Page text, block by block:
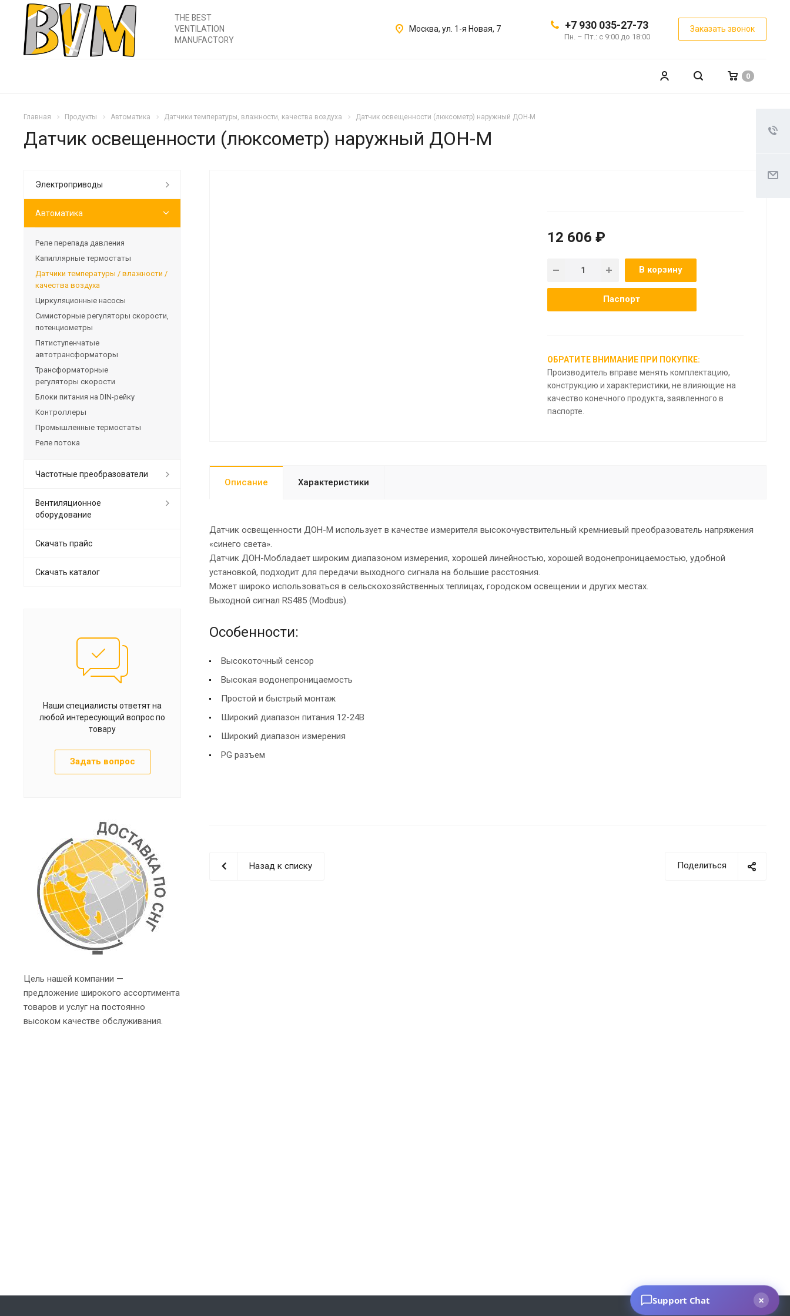
THE BEST
VENTILATION
MANUFACTORY
+7 930 035-27-73
Пн. – Пт.: с 9:00 до 18:00
Заказать звонок
Москва, ул. 1-я Новая, 7
0
Главная Продукты Автоматика Датчики температуры, влажности, качества воздуха Датчик освещенности (люксометр) наружный ДОН-М
Датчик освещенности (люксометр) наружный ДОН-М
12 606 ₽
В корзину
Паспорт
ОБРАТИТЕ ВНИМАНИЕ ПРИ ПОКУПКЕ:
Производитель вправе менять комплектацию,
конструкцию и характеристики, не влияющие на
качество конечного продукта, заявленного в
паспорте.
Описание Характеристики
Датчик освещенности ДОН-М использует в качестве измерителя высокочувствительный кремниевый преобразователь напряжения
«синего света».
Датчик ДОН-Мобладает широким диапазоном измерения, хорошей линейностью, хорошей водонепроницаемостью, удобной
установкой, подходит для передачи выходного сигнала на большие расстояния.
Может широко использоваться в сельскохозяйственных теплицах, городском освещении и других местах.
Выходной сигнал RS485 (Modbus).
Особенности:
Высокоточный сенсор
Высокая водонепроницаемость
Простой и быстрый монтаж
Широкий диапазон питания 12-24В
Широкий диапазон измерения
PG разъем
Поделиться
Назад к списку
Электроприводы
Автоматика
Реле перепада давления
Капиллярные термостаты
Датчики температуры / влажности /
качества воздуха
Циркуляционные насосы
Симисторные регуляторы скорости,
потенциометры
Пятиступенчатые
автотрансформаторы
Трансформаторные
регуляторы скорости
Блоки питания на DIN-рейку
Контроллеры
Промышленные термостаты
Реле потока
Частотные преобразователи
Вентиляционное
оборудование
Скачать прайс
Скачать каталог
Наши специалисты ответят на
любой интересующий вопрос по
товару
Задать вопрос
Цель нашей компании —
предложение широкого ассортимента
товаров и услуг на постоянно
высоком качестве обслуживания.